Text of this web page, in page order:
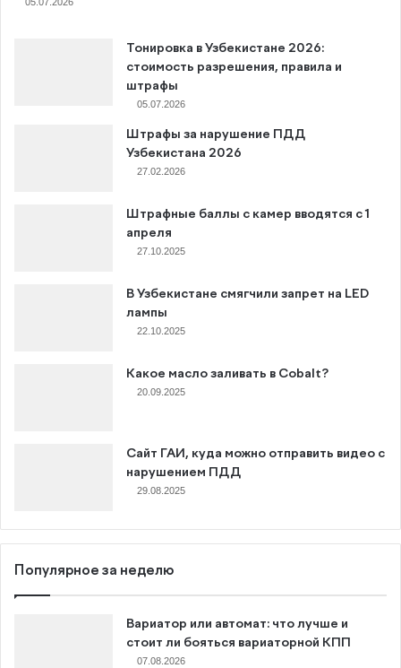
05.07.2026
Тонировка в Узбекистане 2026:
стоимость разрешения, правила и
штрафы
05.07.2026
Штрафы за нарушение ПДД
Узбекистана 2026
27.02.2026
Штрафные баллы с камер вводятся с 1
апреля
27.10.2025
В Узбекистане смягчили запрет на LED
лампы
22.10.2025
Какое масло заливать в Cobalt?
20.09.2025
Сайт ГАИ, куда можно отправить видео с
нарушением ПДД
29.08.2025
Популярное за неделю
Вариатор или автомат: что лучше и
стоит ли бояться вариаторной КПП
07.08.2026